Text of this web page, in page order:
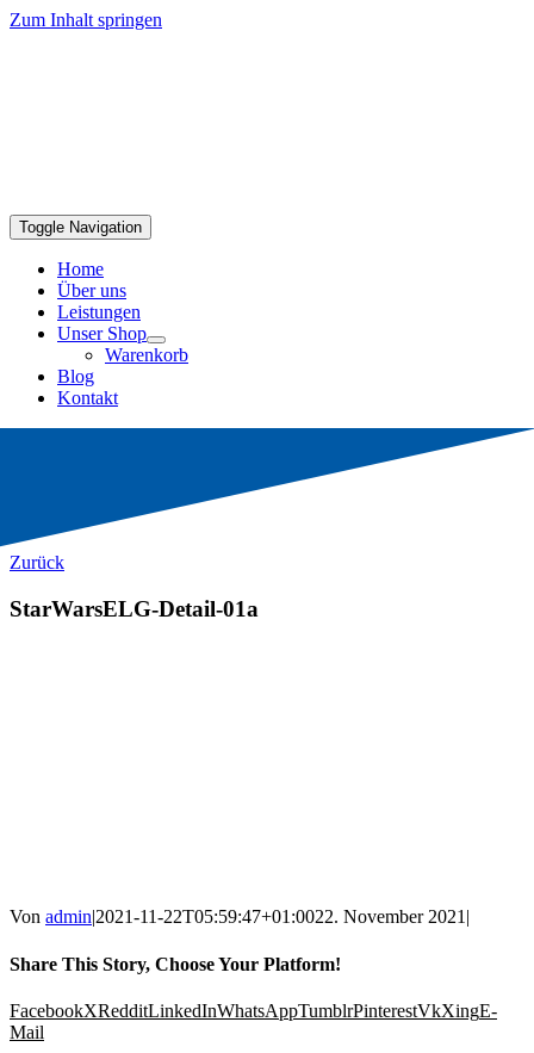
Zum Inhalt springen
Toggle Navigation
Home
Über uns
Leistungen
Unser Shop
Warenkorb
Blog
Kontakt
Zurück
StarWarsELG-Detail-01a
Von admin|2021-11-22T05:59:47+01:0022. November 2021|
Share This Story, Choose Your Platform!
FacebookXRedditLinkedInWhatsAppTumblrPinterestVkXingE-
Mail